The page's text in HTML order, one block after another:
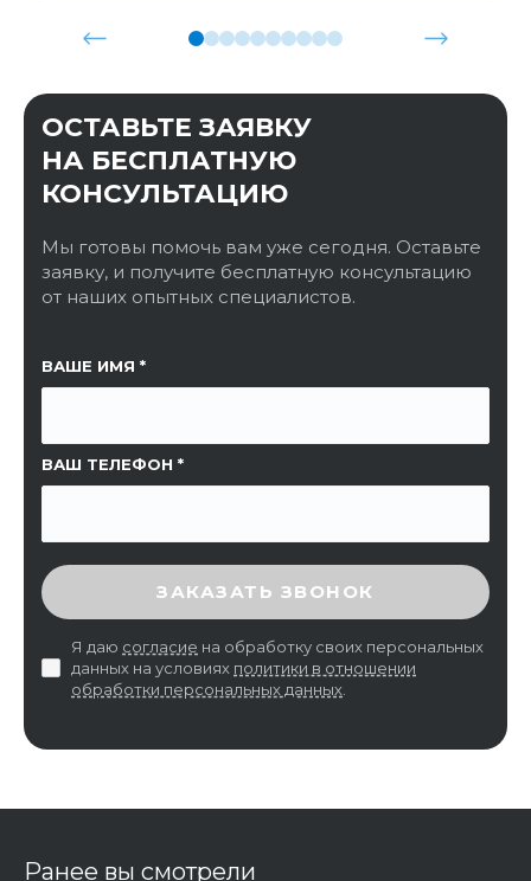
ОСТАВЬТЕ ЗАЯВКУ
НА БЕСПЛАТНУЮ
КОНСУЛЬТАЦИЮ
Мы готовы помочь вам уже сегодня. Оставьте
заявку, и получите бесплатную консультацию
от наших опытных специалистов.
ВАШЕ ИМЯ
ВАШ ТЕЛЕФОН
ССЫЛКА НА СТРАНИЦУ
ВВЕДИТЕ ПРОВЕРОЧНЫЙ КОД
ЗАКАЗАТЬ ЗВОНОК
Я даю согласие на обработку своих персональных
данных на условиях политики в отношении
обработки персональных данных
Ранее вы смотрели